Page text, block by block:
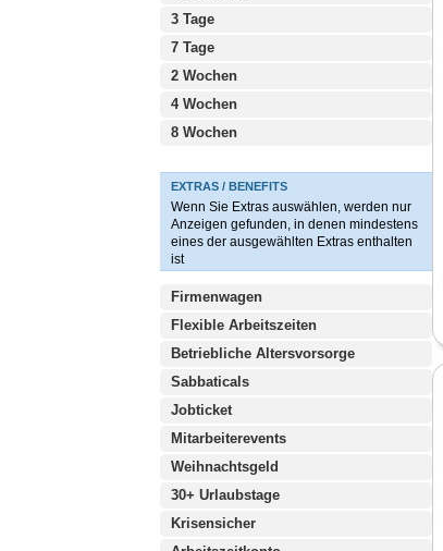
3 Tage
7 Tage
2 Wochen
4 Wochen
8 Wochen
EXTRAS / BENEFITS
Wenn Sie Extras auswählen, werden nur
Anzeigen gefunden, in denen mindestens
eines der ausgewählten Extras enthalten
ist
Firmenwagen
Flexible Arbeitszeiten
Betriebliche Altersvorsorge
Sabbaticals
Jobticket
Mitarbeiterevents
Weihnachtsgeld
30+ Urlaubstage
Krisensicher